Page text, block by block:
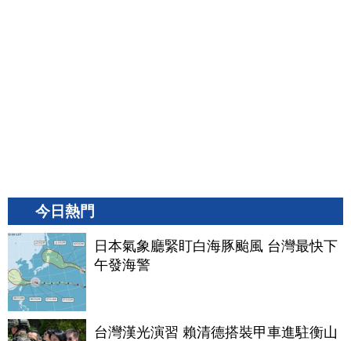
今日熱門
日本氣象廳緊盯白海豚颱風 台灣最快下
午發海警
台灣漢光演習 賴清德搭裝甲車進駐衡山